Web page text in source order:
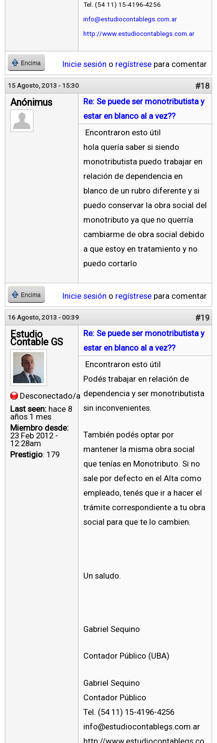
Tel. (54 11) 15-4196-4256
info@estudiocontablegs.com.ar
http://www.estudiocontablegs.com.ar
Encima Inicie sesión o regístrese para comentar
15 Agosto, 2013 - 15:30 #18
Anónimus
Re: Se puede ser monotributista y
estar en blanco al a vez??
Encontraron esto útil
hola quería saber si siendo
monotributista puedo trabajar en
relación de dependencia en
blanco de un rubro diferente y si
puedo conservar la obra social del
monotributo ya que no querría
cambiarme de obra social debido
a que estoy en tratamiento y no
puedo cortarlo
Encima Inicie sesión o regístrese para comentar
16 Agosto, 2013 - 00:39 #19
Estudio
Contable GS
Desconectado/a
Last seen: hace 8
años 1 mes
Miembro desde:
23 Feb 2012 -
12:28am
Prestigio: 179
Re: Se puede ser monotributista y
estar en blanco al a vez??
Encontraron esto útil
Podés trabajar en relación de
dependencia y ser monotributista
sin inconvenientes.
También podés optar por
mantener la misma obra social
que tenías en Monotributo. Si no
sale por defecto en el Alta como
empleado, tenés que ir a hacer el
trámite correspondiente a tu obra
social para que te lo cambien.
Un saludo.
Gabriel Sequino
Contador Público (UBA)
Gabriel Sequino
Contador Público
Tel. (54 11) 15-4196-4256
info@estudiocontablegs.com.ar
http://www.estudiocontablegs.co